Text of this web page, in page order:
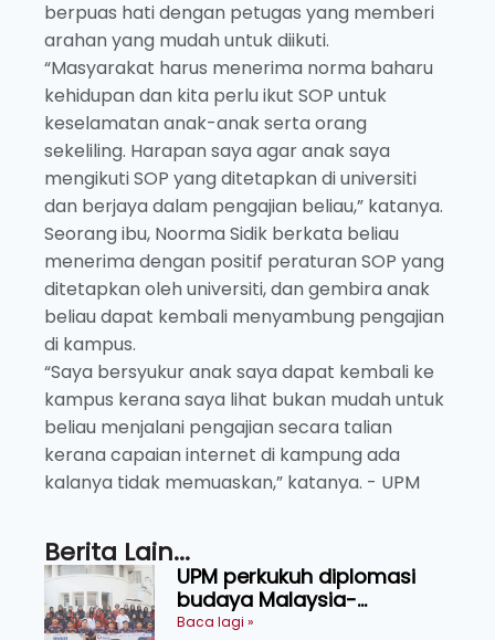
berpuas hati dengan petugas yang memberi
arahan yang mudah untuk diikuti.
“Masyarakat harus menerima norma baharu
kehidupan dan kita perlu ikut SOP untuk
keselamatan anak-anak serta orang
sekeliling. Harapan saya agar anak saya
mengikuti SOP yang ditetapkan di universiti
dan berjaya dalam pengajian beliau,” katanya.
Seorang ibu, Noorma Sidik berkata beliau
menerima dengan positif peraturan SOP yang
ditetapkan oleh universiti, dan gembira anak
beliau dapat kembali menyambung pengajian
di kampus.
“Saya bersyukur anak saya dapat kembali ke
kampus kerana saya lihat bukan mudah untuk
beliau menjalani pengajian secara talian
kerana capaian internet di kampung ada
kalanya tidak memuaskan,” katanya. - UPM
Berita Lain...
UPM perkukuh diplomasi
budaya Malaysia-
Indonesia melalui Narasi
Baca lagi »